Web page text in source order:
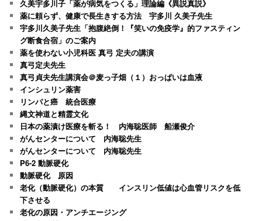
久美宇多川子「薬が病気をつくる」理論編《異説真説》
薬に頼らず、健康で長生きする方法 宇多川 久美子先生
宇多川久美子先生「抱腹絶倒！『笑いの免疫学』的ファスティン
グ断食合宿」のご案内
薬を使わない小児科医 真弓 定夫の講演
真弓定夫先生
真弓貞夫先生講演会＠麦っ子畑（１）おっぱいは血液
インシュリン薬害
リンパと癌 統合医療
縄文神道と精霊文化
日本の薬漬け医療を斬る！ 内海聡医師 船瀬俊介
がんセンターについて 内海聡先生
がんセンターについて 内海聡先生
P6-2 動脈硬化
動脈硬化 原因
老化（動脈硬化）の本質 インスリン低値は心血管リスクを低
下させる
老化の原因・アンチエージング